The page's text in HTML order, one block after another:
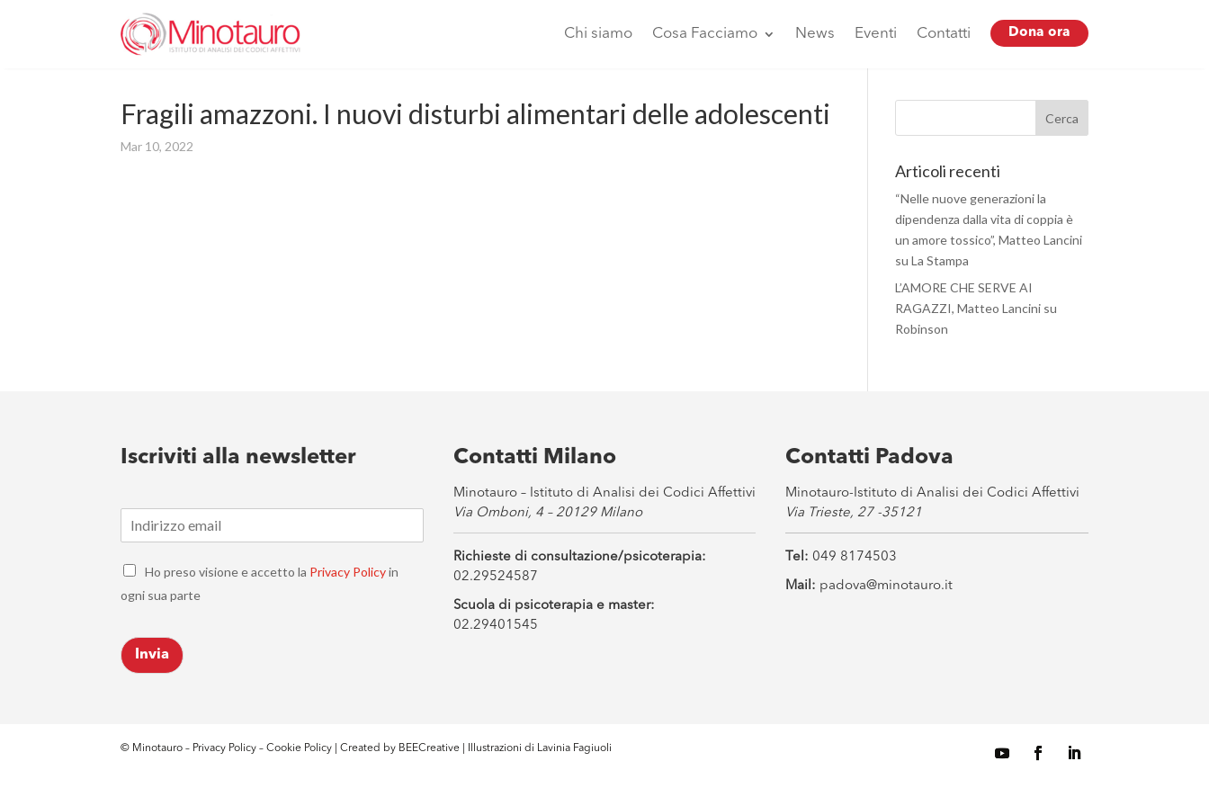
Chi siamo Cosa Facciamo News Eventi Contatti Dona ora
Fragili amazzoni. I nuovi disturbi alimentari delle adolescenti
Mar 10, 2022
Articoli recenti
“Nelle nuove generazioni la
dipendenza dalla vita di coppia è
un amore tossico”, Matteo Lancini
su La Stampa
L’AMORE CHE SERVE AI
RAGAZZI, Matteo Lancini su
Robinson
Iscriviti alla newsletter
m
i
*
C
e
k
b
o
*
Ho preso visione e accetto la Privacy Policyin
ogni sua parte
Invia
Contatti Milano
Minotauro – Istituto di Analisi dei Codici Affettivi
Via Omboni, 4 – 20129 Milano
Richieste di consultazione/psicoterapia:
02.29524587
Scuola di psicoterapia e master:
02.29401545
Contatti Padova
Minotauro-Istituto di Analisi dei Codici Affettivi
Via Trieste, 27 -35121
Tel: 049 8174503
Mail: padova@minotauro.it
© Minotauro – Privacy Policy –Cookie Policy | Created by BEECreative | Illustrazioni di Lavinia Fagiuoli